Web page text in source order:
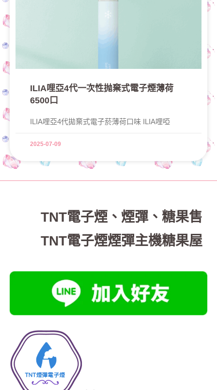
ILIA哩亞4代一次性抛棄式電子煙薄荷
6500口
ILIA哩亞4代拋棄式電子菸薄荷口味 ILIA哩啞
2025-07-09
TNT電子煙 、 煙彈、糖果售
TNT電子煙煙彈主機糖果屋